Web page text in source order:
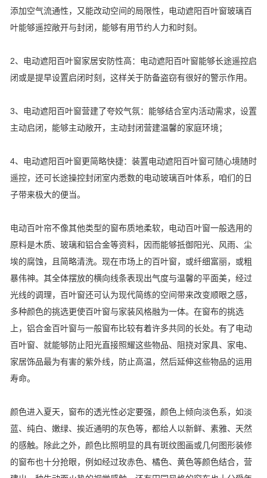
添加空气流通性，又能改动空间的局限性，电动遮阳百叶窗玻璃百
叶能够遥控敞开与封闭，能够有用节约人力和时刻。
2、电动遮阳百叶窗家居安防性高：电动遮阳百叶窗能够长途遥控启
闭或是提早设置启闭时刻，这样关于防备盗窃有很好的警示作用。
3、电动遮阳百叶窗营建了夸姣气氛：能够结合室内活动需求，设置
主动启闭，能够主动敞开，主动封闭营建温馨的家庭环境；
4、电动遮阳百叶窗更简略快捷：装置电动遮阳百叶窗可随心境随时
遥控，还可长途操控封闭室内悉数的电动玻璃百叶体系，咱们的日
子带来极大的便当。
电动百叶帘不像其他类型的窗布质地柔软，电动百叶窗一般选用的
原料是木质、玻璃和铝合金等资料，因而能够抵御阳光、风雨、尘
埃的腐蚀，且简略清洗。现在市场上的百叶窗，或纤细富丽，或粗
暴伟神。其全体摆放的横向线条表现出气度与温馨的平面美，经过
光线的调理，百叶窗还可认为现代简练的空间带来改变顺眼之感，
多种颜色的挑选更使百叶窗与家装风格融为一体。在窗布的挑选
上，铝合金百叶窗与一般窗布比较有着许多共同的长处。有了电动
百叶窗、就能够防止阳光直接照耀这些物品、阻挠对家具、家电、
家居饰品最为有害的紫外线，防止高温，然后延伸这些物品的运用
寿命。
颜色进入夏天，窗布的透光性必定要强，颜色上倾向淡色系，如淡
蓝、纯白、嫩绿、挨近通明的灰色等，都给人以新鲜、素雅、天然
的感触。除此之外，颜色比照明显的具有斑纹图画或几何图形装修
的窗布也十分抢眼，例如经过玫赤色、橘色、黄色等颜色结合，营